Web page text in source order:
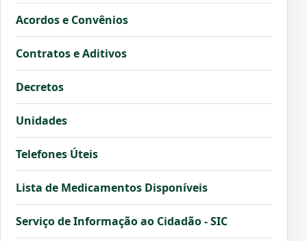
Acordos e Convênios
Contratos e Aditivos
Decretos
Unidades
Telefones Úteis
Lista de Medicamentos Disponíveis
Serviço de Informação ao Cidadão - SIC